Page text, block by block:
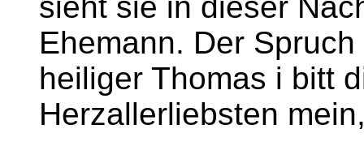
Ehemann. Der
heiliger Thomas i bitt
Herzallerliebsten